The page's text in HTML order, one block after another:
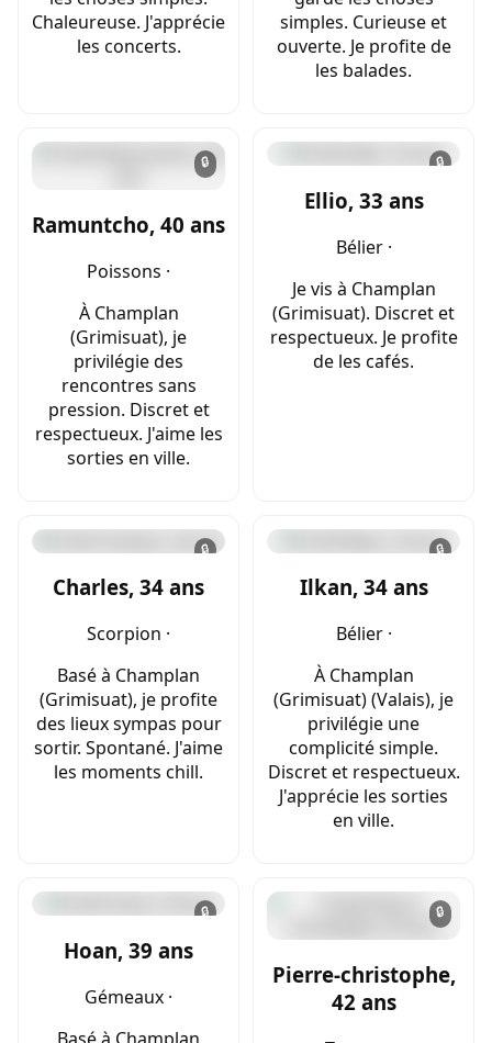
Chaleureuse. J'apprécie
les concerts.
simples. Curieuse et
ouverte. Je profite de
les balades.
🔒
Ramuntcho, 40 ans
Poissons ·
À Champlan
(Grimisuat), je
privilégie des
rencontres sans
pression. Discret et
respectueux. J'aime les
sorties en ville.
🔒
Ellio, 33 ans
Bélier ·
Je vis à Champlan
(Grimisuat). Discret et
respectueux. Je profite
de les cafés.
🔒
Charles, 34 ans
Scorpion ·
Basé à Champlan
(Grimisuat), je profite
des lieux sympas pour
sortir. Spontané. J'aime
les moments chill.
🔒
Ilkan, 34 ans
Bélier ·
À Champlan
(Grimisuat) (Valais), je
privilégie une
complicité simple.
Discret et respectueux.
J'apprécie les sorties
en ville.
🔒
Hoan, 39 ans
Gémeaux ·
Basé à Champlan
🔒
Pierre-christophe,
42 ans